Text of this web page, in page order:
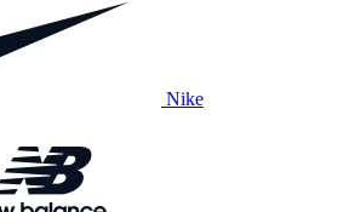
Nike